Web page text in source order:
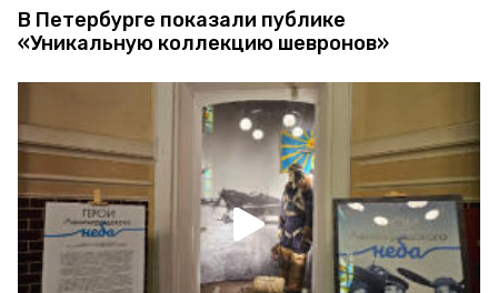
В Петербурге показали публике
«Уникальную коллекцию шевронов»